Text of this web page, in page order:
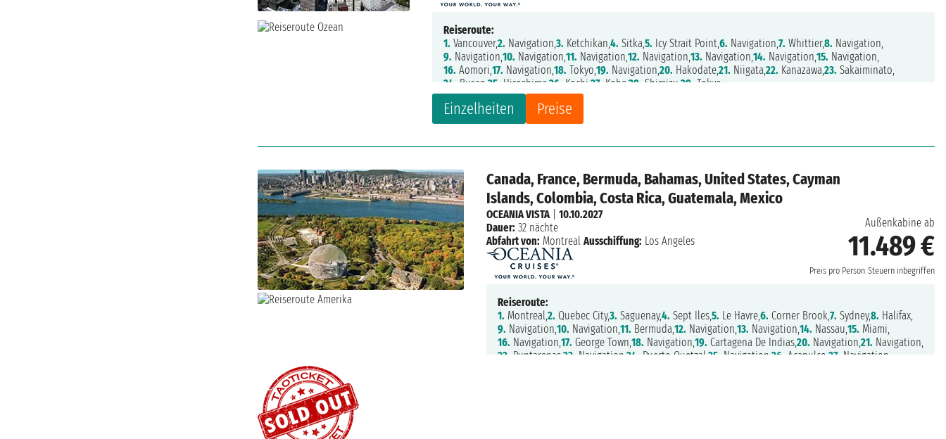
Einzelheiten Preise
Reiseroute:
1. Vancouver,2. Navigation,3. Ketchikan,4. Sitka,5. Icy Strait Point,6. Navigation,7. Whittier,8. Navigation,
9. Navigation,10. Navigation,11. Navigation,12. Navigation,13. Navigation,14. Navigation,15. Navigation,
16. Aomori,17. Navigation,18. Tokyo,19. Navigation,20. Hakodate,21. Niigata,22. Kanazawa,23. Sakaiminato,
24.
Busan,25. Hiroshima,26. Kochi,27. Kobe,28. Shimizu,29. Tokyo
Canada, France, Bermuda, Bahamas, United States, Cayman
Islands, Colombia, Costa Rica, Guatemala, Mexico
Außenkabine ab
11.489 €
Preis pro Person Steuern inbegriffen
OCEANIA VISTA| 10.10.2027
Dauer: 32 nächte
Abfahrt von: Montreal Ausschiffung: Los Angeles
Reiseroute:
1. Montreal,2. Quebec City,3. Saguenay,4. Sept Iles,5. Le Havre,6. Corner Brook,7. Sydney,8. Halifax,
9. Navigation,10. Navigation,11. Bermuda,12. Navigation,13. Navigation,14. Nassau,15. Miami,
16. Navigation,17. George Town,18. Navigation,19. Cartagena De Indias,20. Navigation,21. Navigation,
22. Puntarenas,23. Navigation, 24. Puerto Quetzal, 25. Navigation, 26. Acapulco, 27. Navigation,